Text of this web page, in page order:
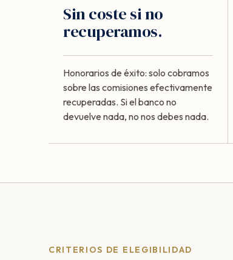
Sin coste si no
recuperamos.
Honorarios de éxito: solo cobramos
sobre las comisiones efectivamente
recuperadas. Si el banco no
devuelve nada, no nos debes nada.
CRITERIOS DE ELEGIBILIDAD